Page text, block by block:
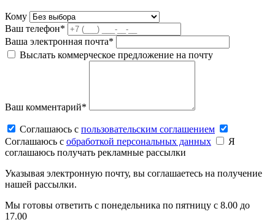
Кому
Ваш телефон*
Ваша электронная почта*
Выслать коммерческое предложение на почту
Ваш комментарий*
Соглашаюсь c пользовательским соглашением
Соглашаюсь c обработкой персональных данных
Я
соглашаюсь получать рекламные рассылки
Указывая электронную почту, вы соглашаетесь на получение
нашей рассылки.
Мы готовы ответить с понедельника по пятницу с 8.00 до
17.00